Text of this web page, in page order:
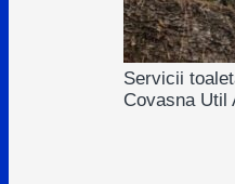
Servicii
Covasna Util